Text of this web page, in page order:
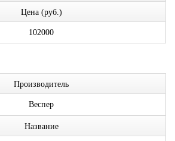
Цена (руб.)
102000
Производитель
Веспер
Название